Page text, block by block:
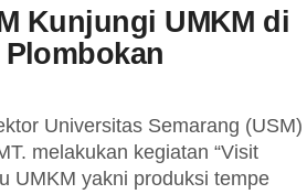
Kunjungi UMKM di
Universitas Semarang (USM)
melakukan kegiatan “Visit
UMKM yakni produksi tempe